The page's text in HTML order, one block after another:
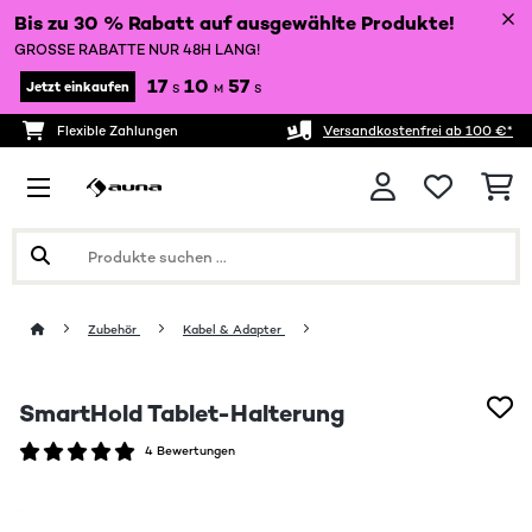
Bis zu 30 % Rabatt auf ausgewählte Produkte!
GROSSE RABATTE NUR 48H LANG!
Jetzt einkaufen 17 S 10 M 56 S
Flexible Zahlungen Versandkostenfrei ab 100 €*
Zubehör Kabel & Adapter
SmartHold Tablet-Halterung
4 Bewertungen